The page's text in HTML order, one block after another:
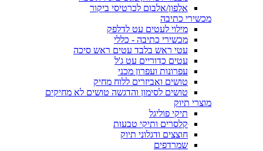
אלפון/אלבום לכרטיסי ביקור
מכשירי כתיבה
מילוי לעטים עט לדלפק
מכשירי כתיבה - כללי
עטי ראש בלבד עטים ראש סיכה
עטים כדוריים עט ג'ל
עפרונות ועפרון מכני
טושים ואביזרים ללוח מחיק
טושים לסימון והדגשה טושים לא מחיקים
מוצרי תיוק
תיקי פוליגל
קלסרים ותיקי טבעות
חוצצים ודגלוני תיוק
שמרדפים